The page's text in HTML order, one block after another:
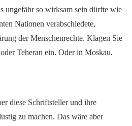
ungefähr so wirksam sein dürfte wie
Nationen verabschiedete,
der Menschenrechte. Klagen Sie
Teheran ein. Oder in Moskau.
diese Schriftsteller und ihre
zu machen. Das wäre aber